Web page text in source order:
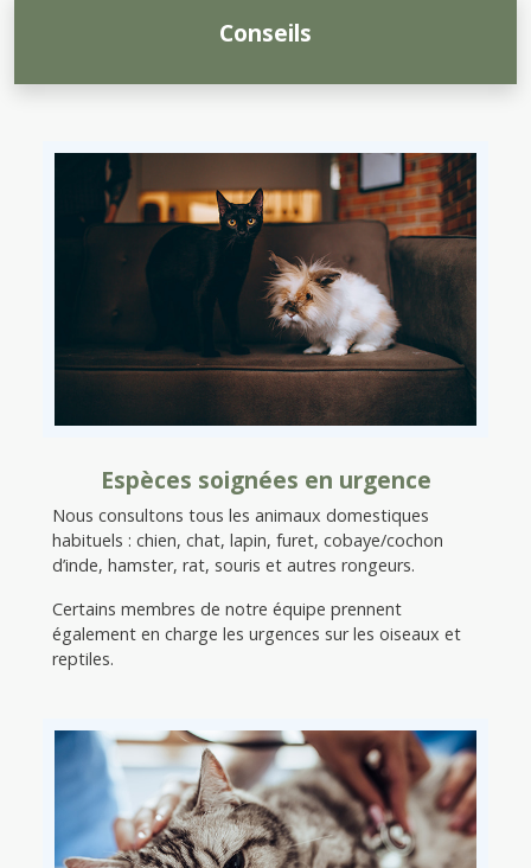
Conseils
Espèces soignées en urgence
Nous consultons tous les animaux domestiques
habituels : chien, chat, lapin, furet, cobaye/cochon
d’inde, hamster, rat, souris et autres rongeurs.
Certains membres de notre équipe prennent
également en charge les urgences sur les oiseaux et
reptiles.